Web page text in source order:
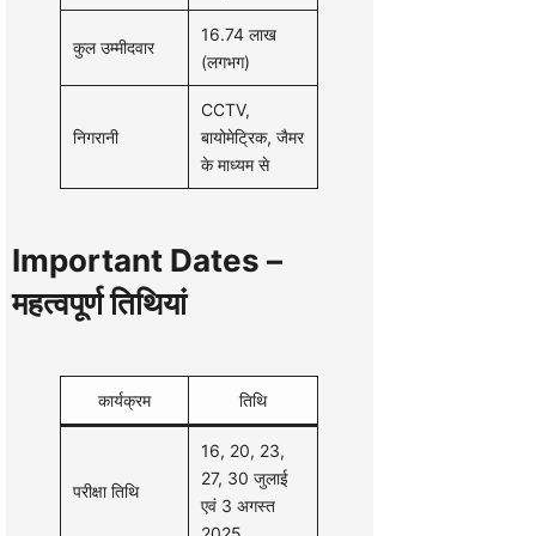
कुल उम्मीदवार
16.74 लाख
(लगभग)
निगरानी
CCTV,
बायोमेट्रिक, जैमर
के माध्यम से
Important Dates –
महत्वपूर्ण तिथियां
कार्यक्रम तिथि
परीक्षा तिथि
16, 20, 23,
27, 30 जुलाई
एवं 3 अगस्त